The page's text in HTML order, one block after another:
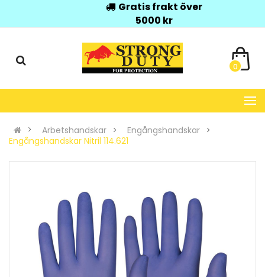
Gratis frakt över
5000 kr
0
Arbetshandskar
Engångshandskar
Engångshandskar Nitril 114.621